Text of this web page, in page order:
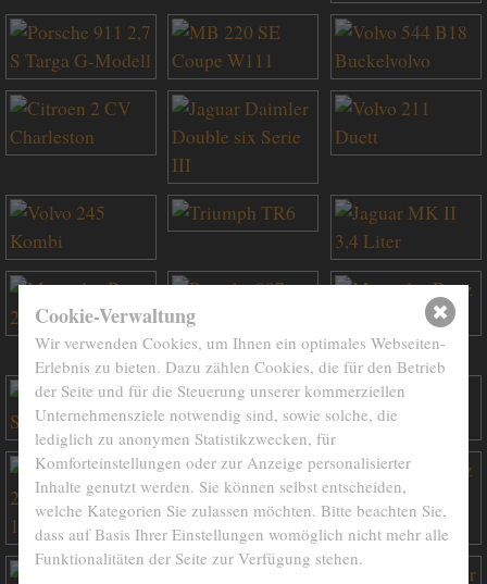
Cookie-Verwaltung
Wir verwenden Cookies, um Ihnen ein optimales Webseiten-
Erlebnis zu bieten. Dazu zählen Cookies, die für den Betrieb
der Seite und für die Steuerung unserer kommerziellen
Unternehmensziele notwendig sind, sowie solche, die
lediglich zu anonymen Statistikzwecken, für
Komforteinstellungen oder zur Anzeige personalisierter
Inhalte genutzt werden. Sie können selbst entscheiden,
welche Kategorien Sie zulassen möchten. Bitte beachten Sie,
dass auf Basis Ihrer Einstellungen womöglich nicht mehr alle
Funktionalitäten der Seite zur Verfügung stehen.